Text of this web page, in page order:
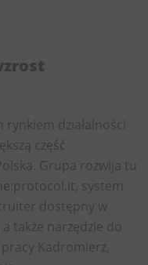
działalności
część
Grupa rozwija tu
system
dostępny w
także narzędzie do
Kadromierz,